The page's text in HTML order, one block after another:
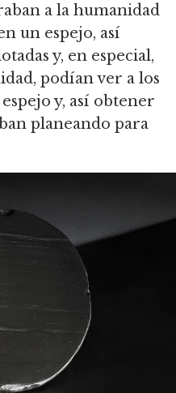
a la humanidad
un espejo, así
y, en especial,
podían ver a los
y, así obtener
planeando para